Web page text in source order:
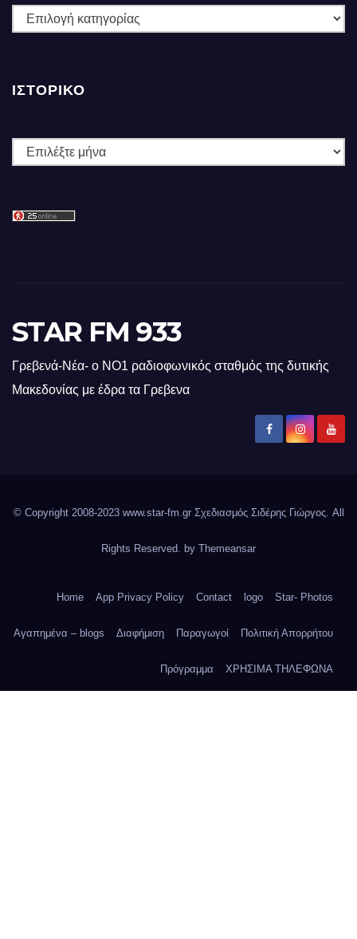
ΚΑΤΗΓΟΡΙΕΣ
ΙΣΤΟΡΙΚΌ
Ιστορικό
STAR FM 933
Γρεβενά-Νέα- ο ΝΟ1 ραδιοφωνικός σταθμός της δυτικής
Μακεδονίας με έδρα τα Γρεβενα
© Copyright 2008-2023 www.star-fm.gr Σχεδιασμός Σιδέρης Γιώργος. All
Rights Reserved. by Themeansar
Home App Privacy Policy Contact logo Star- Photos
Αγαπημένα – blogs Διαφήμιση Παραγωγοί Πολιτική Απορρήτου
Πρόγραμμα ΧΡΗΣΙΜΑ ΤΗΛΕΦΩΝΑ